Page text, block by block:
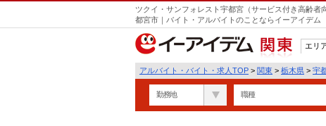
ツクイ・サンフォレスト宇都宮（サービス付き高齢
都宮市｜バイト・アルバイトのことならイーアイデム
関東
エリ
アルバイト・バイト・求人TOP > 関東 > 栃木県 > 宇
勤務地 職種